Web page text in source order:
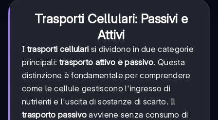
Trasporti Cellulari: Passivi e
Attivi
I trasporti cellulari si dividono in due categorie
principali: trasporto attivo e passivo. Questa
distinzione è fondamentale per comprendere
come le cellule gestiscono l'ingresso di
nutrienti e l'uscita di sostanze di scarto. Il
trasporto passivo avviene senza consumo di